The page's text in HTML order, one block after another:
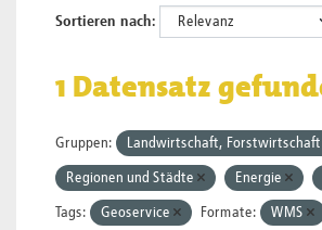
Sortieren nach
1 Datensatz
Gruppen: Landwirtschaft,
Regionen und Städte Energie
Tags: Geoservice Formate: WMS